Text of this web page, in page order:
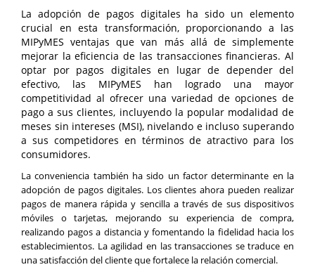
La adopción de pagos digitales ha sido un elemento
crucial en esta transformación, proporcionando a las
MIPyMES ventajas que van más allá de simplemente
mejorar la eficiencia de las transacciones financieras. Al
optar por pagos digitales en lugar de depender del
efectivo, las MIPyMES han logrado una mayor
competitividad al ofrecer una variedad de opciones de
pago a sus clientes, incluyendo la popular modalidad de
meses sin intereses (MSI), nivelando e incluso superando
a sus competidores en términos de atractivo para los
consumidores.
La conveniencia también ha sido un factor determinante en la
adopción de pagos digitales. Los clientes ahora pueden realizar
pagos de manera rápida y sencilla a través de sus dispositivos
móviles o tarjetas, mejorando su experiencia de compra,
realizando pagos a distancia y fomentando la fidelidad hacia los
establecimientos. La agilidad en las transacciones se traduce en
una satisfacción del cliente que fortalece la relación comercial.